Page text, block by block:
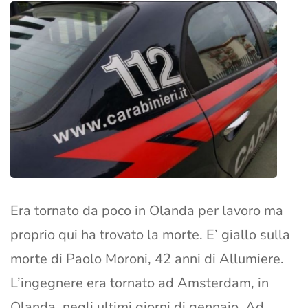
Era tornato da poco in Olanda per lavoro ma
proprio qui ha trovato la morte. E’ giallo sulla
morte di Paolo Moroni, 42 anni di Allumiere.
L’ingegnere era tornato ad Amsterdam, in